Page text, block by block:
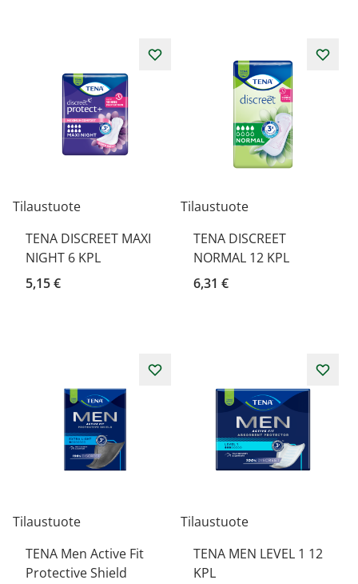
Tilaustuote
TENA DISCREET MAXI
NIGHT 6 KPL
5,15 €
Tilaustuote
TENA DISCREET
NORMAL 12 KPL
6,31 €
Tilaustuote
TENA Men Active Fit
Protective Shield
Tilaustuote
TENA MEN LEVEL 1 12
KPL